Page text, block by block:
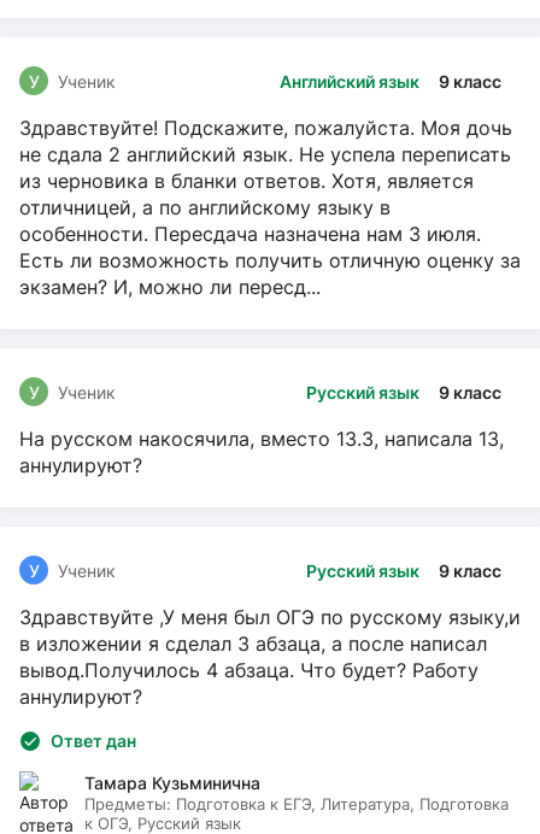
Английский язык 9 класс
У Ученик
Здравствуйте! Подскажите, пожалуйста. Моя дочь
не сдала 2 английский язык. Не успела переписать
из черновика в бланки ответов. Хотя, является
отличницей, а по английскому языку в
особенности. Пересдача назначена нам 3 июля.
Есть ли возможность получить отличную оценку за
экзамен? И, можно ли пересд...
Русский язык 9 класс
У Ученик
На русском накосячила, вместо 13.3, написала 13,
аннулируют?
Русский язык 9 класс
У Ученик
Здравствуйте ,У меня был ОГЭ по русскому языку,и
в изложении я сделал 3 абзаца, а после написал
вывод.Получилось 4 абзаца. Что будет? Работу
аннулируют?
Ответ дан
Тамара Кузьминична
Предметы: Подготовка к ЕГЭ, Литература, Подготовка
к ОГЭ, Русский язык